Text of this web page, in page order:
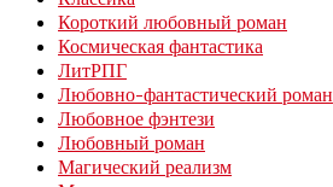
Короткий любовный роман
Космическая фантастика
ЛитРПГ
Любовно-фантастический роман
Любовное фэнтези
Любовный роман
Магический реализм